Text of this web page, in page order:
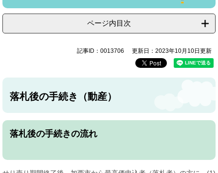
へ
ページ内目次
記事ID：0013706 更新日：2023年10月10日更新
落札後の手続き（動産）
落札後の手続きの流れ